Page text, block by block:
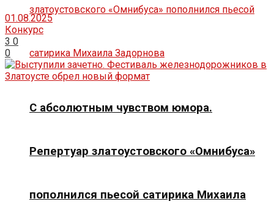
С абсолютным чувством юмора.
Репертуар златоустовского «Омнибуса»
пополнился пьесой сатирика Михаила
01.08.2025
Конкурс
3 0
0